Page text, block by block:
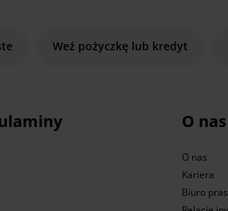
Weź pożyczkę lub kredyt
O nas
O nas
Kariera
Biuro